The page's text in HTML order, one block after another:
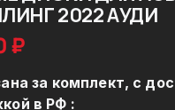
2022 АУДИ
₽
за комплект, с
в РФ :